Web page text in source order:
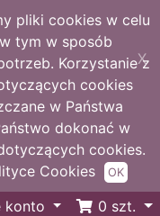
pliki cookies w celu
tym w sposób
Korzystanie z
cookies
w Państwa
dokonać w
cookies.
Cookies
X
OK
konto 0 szt.